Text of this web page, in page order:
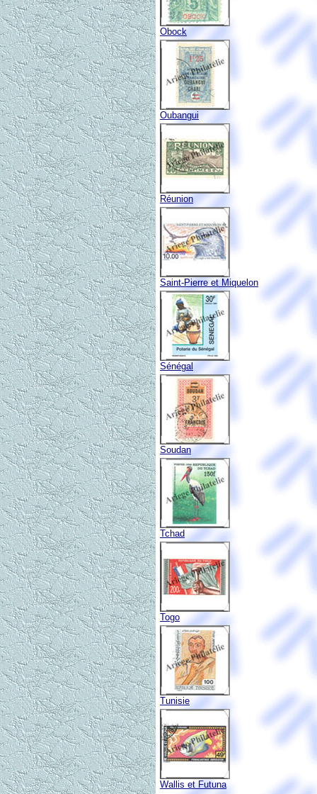
Obock
Oubangui
Réunion
Saint-Pierre et Miquelon
Sénégal
Soudan
Tchad
Togo
Tunisie
Wallis et Futuna